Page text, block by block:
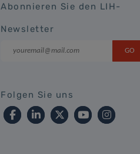
Abonnieren Sie den LIH-
Newsletter
Folgen Sie uns